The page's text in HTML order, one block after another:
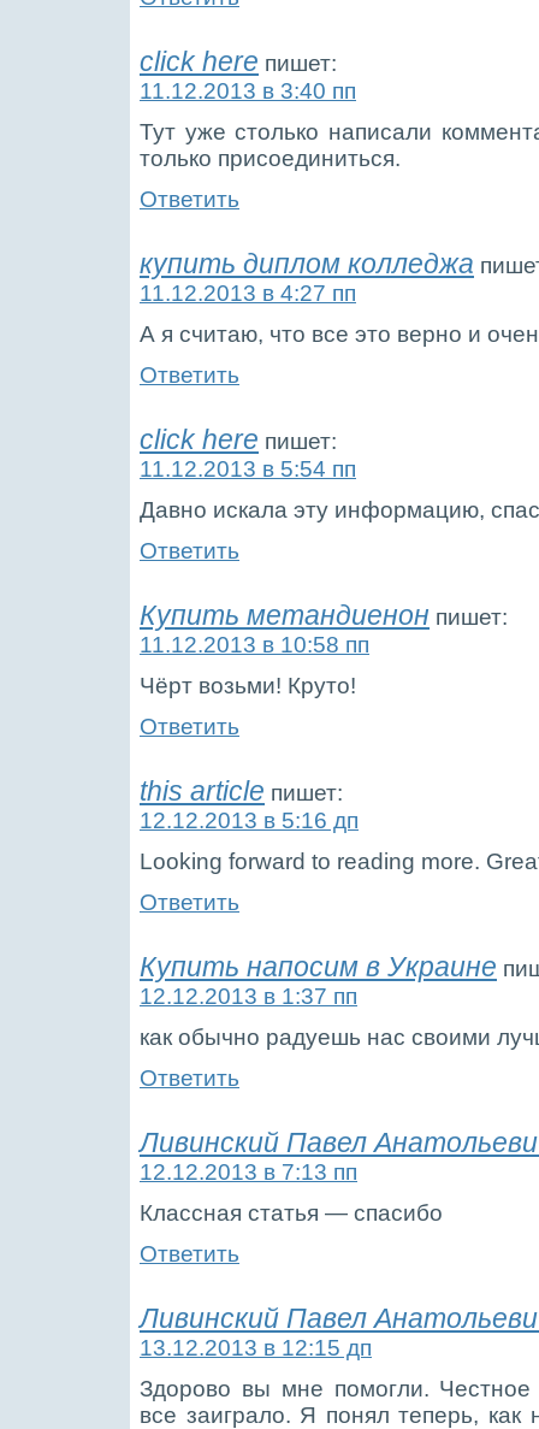
click here пишет:
11.12.2013 в 3:40 пп
Тут уже столько написали
только присоединиться.
Ответить
купить диплом колледжа
11.12.2013 в 4:27 пп
А я считаю, что все это верно и
Ответить
click here пишет:
11.12.2013 в 5:54 пп
Давно искала эту информацию,
Ответить
Купить метандиенон пишет:
11.12.2013 в 10:58 пп
Чёрт возьми! Круто!
Ответить
this article пишет:
12.12.2013 в 5:16 дп
Looking forward to reading more.
Ответить
Купить напосим в Украине
12.12.2013 в 1:37 пп
как обычно радуешь нас своими
Ответить
Ливинский Павел
12.12.2013 в 7:13 пп
Классная статья — спасибо
Ответить
Ливинский Павел
13.12.2013 в 12:15 дп
Здорово вы мне помогли.
все заиграло. Я понял теперь,